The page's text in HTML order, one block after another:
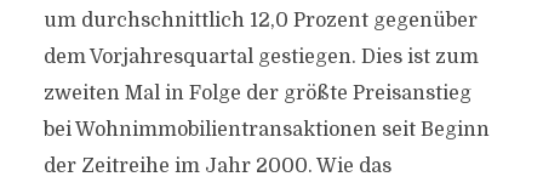
um durchschnittlich 12,0 Prozent gegenüber
dem Vorjahresquartal gestiegen. Dies ist zum
zweiten Mal in Folge der größte Preisanstieg
bei Wohnimmobilientransaktionen seit Beginn
der Zeitreihe im Jahr 2000. Wie das